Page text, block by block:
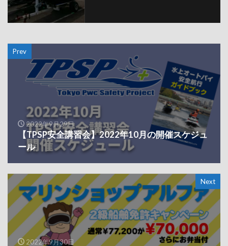
Prev
2022年9月29日
【TPSP安全講習会】2022年10月の開催スケジュ
ール
Next
2022年9月30日